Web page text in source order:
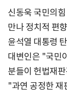
신동욱 국민의
만나 정치적 편
윤석열 대통령
대변인은 "국민
분들이 헌법재
"과연 공정한 재